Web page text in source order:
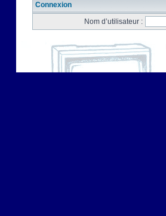
Connexion
Nom d’utilisateur :